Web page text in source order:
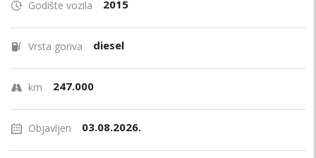
Godište vozila 2015
Vrsta goriva diesel
km 247.000
Objavljen 03.08.2026.